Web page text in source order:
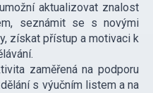
aktualizovat znalost
seznámit se s novými
získat přístup a motivaci k
zaměřená na podporu
s výučním listem a na